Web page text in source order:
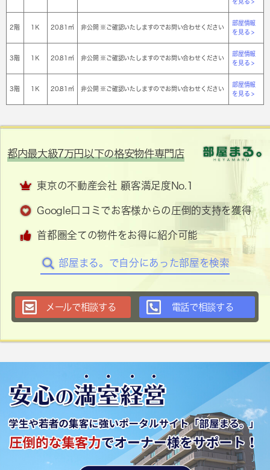
2階 1Ｋ 20.81㎡ 非公開 ※ご確認いたしますのでお問い合わせください
部屋情報
を見る >
3階 1Ｋ 20.81㎡ 非公開 ※ご確認いたしますのでお問い合わせください
部屋情報
を見る >
3階 1Ｋ 20.81㎡ 非公開 ※ご確認いたしますのでお問い合わせください
部屋情報
を見る >
都内最大級7万円以下の格安物件専門店
東京の不動産会社 顧客満足度No.1
Google口コミでお客様からの圧倒的支持を獲得
首都圏全ての物件をお得に紹介可能
部屋まる。で自分にあった部屋を検索
メールで相談する 電話で相談する